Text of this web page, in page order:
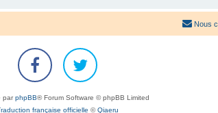
Nous
parphpBB® Forum Software © phpBB Limited
française officielle ©Qiaeru